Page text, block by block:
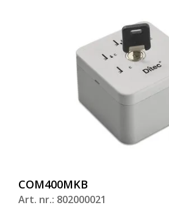
COM400MKB
Art. nr.: 802000021